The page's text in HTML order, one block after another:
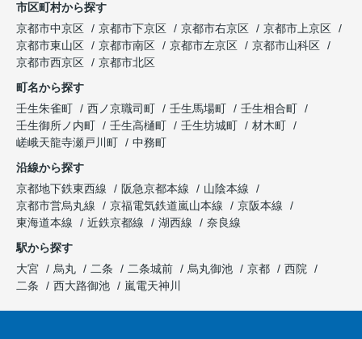
市区町村から探す
京都市中京区
京都市下京区 京都市右京区
京都市上京区
京都市東山区
京都市南区 京都市左京区
京都市山科区
京都市西京区
京都市北区
町名から探す
壬生朱雀町
西ノ京職司町 壬生馬場町
壬生相合町
壬生御所ノ内町
壬生高樋町 壬生坊城町
材木町
嵯峨天龍寺瀬戸川町
中務町
沿線から探す
京都地下鉄東西線
阪急京都本線
山陰本線
京都市営烏丸線
京福電気鉄道嵐山本線
京阪本線
東海道本線
近鉄京都線 湖西線
奈良線
駅から探す
大宮
烏丸 二条 二条城前 烏丸御池 京都
西院
二条
西大路御池 嵐電天神川